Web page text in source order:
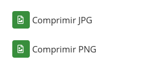
Comprimir JPG
Comprimir PNG